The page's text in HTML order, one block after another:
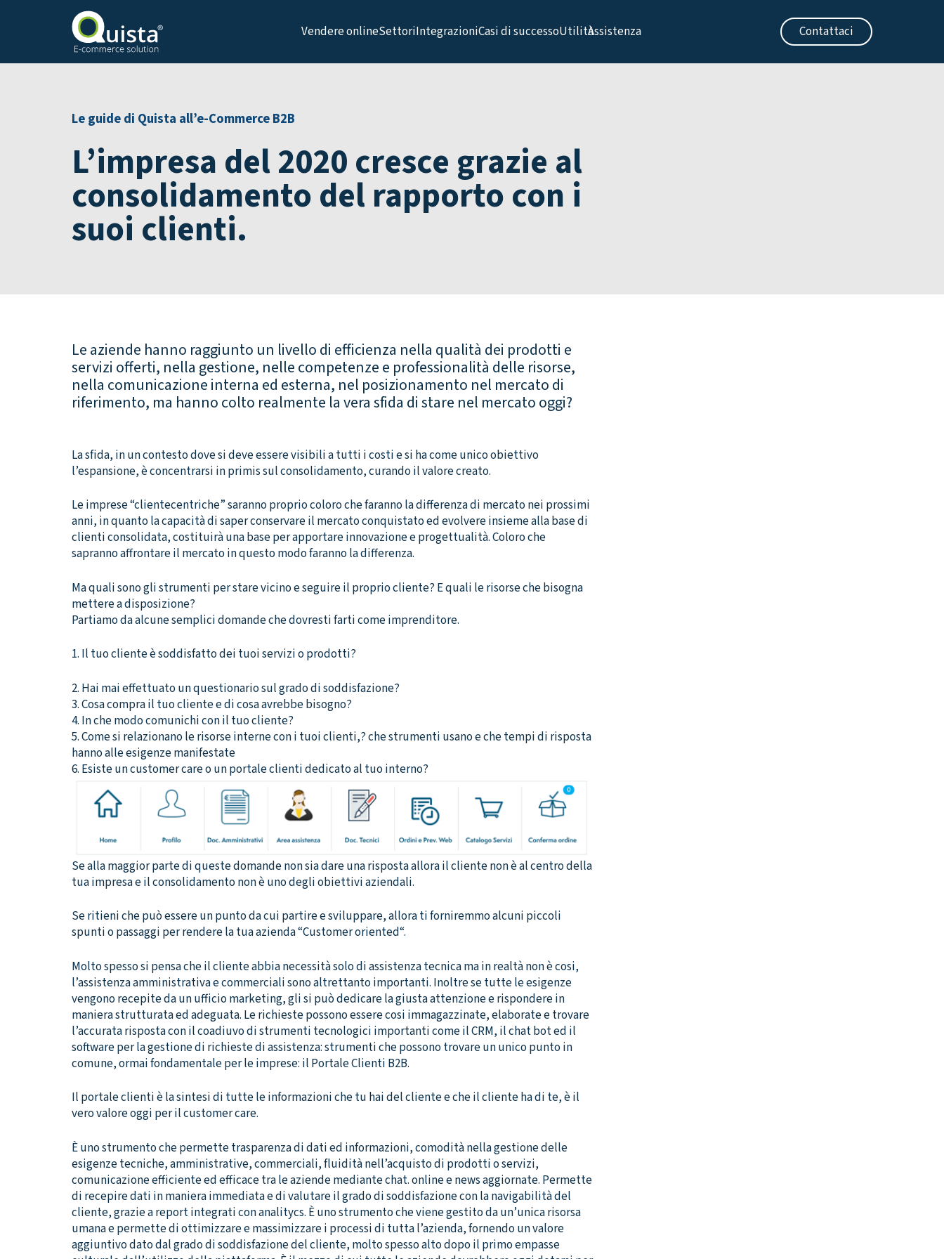
Vendere onlineSettoriIntegrazioniCasi di successoUtilitàAssistenza Contattaci
Le guide di Quista all’e-Commerce B2B
L’impresa del 2020 cresce grazie al
consolidamento del rapporto con i
suoi clienti.
Le aziende hanno raggiunto un livello di efficienza nella qualità dei prodotti e
servizi offerti, nella gestione, nelle competenze e professionalità delle risorse,
nella comunicazione interna ed esterna, nel posizionamento nel mercato di
riferimento, ma hanno colto realmente la vera sfida di stare nel mercato oggi?
La sfida, in un contesto dove si deve essere visibili a tutti i costi e si ha come unico obiettivo
l’espansione, è concentrarsi in primis sul consolidamento, curando il valore creato.
Le imprese “clientecentriche” saranno proprio coloro che faranno la differenza di mercato nei prossimi
anni, in quanto la capacità di saper conservare il mercato conquistato ed evolvere insieme alla base di
clienti consolidata, costituirà una base per apportare innovazione e progettualità. Coloro che
sapranno affrontare il mercato in questo modo faranno la differenza.
Ma quali sono gli strumenti per stare vicino e seguire il proprio cliente? E quali le risorse che bisogna
mettere a disposizione?
Partiamo da alcune semplici domande che dovresti farti come imprenditore.
1. Il tuo cliente è soddisfatto dei tuoi servizi o prodotti?
2. Hai mai effettuato un questionario sul grado di soddisfazione?
3. Cosa compra il tuo cliente e di cosa avrebbe bisogno?
4. In che modo comunichi con il tuo cliente?
5. Come si relazionano le risorse interne con i tuoi clienti,? che strumenti usano e che tempi di risposta
hanno alle esigenze manifestate
6. Esiste un customer care o un portale clienti dedicato al tuo interno?
Se alla maggior parte di queste domande non sia dare una risposta allora il cliente non è al centro della
tua impresa e il consolidamento non è uno degli obiettivi aziendali.
Se ritieni che può essere un punto da cui partire e sviluppare, allora ti forniremmo alcuni piccoli
spunti o passaggi per rendere la tua azienda “Customer oriented“.
Molto spesso si pensa che il cliente abbia necessità solo di assistenza tecnica ma in realtà non è cosi,
l’assistenza amministrativa e commerciali sono altrettanto importanti. Inoltre se tutte le esigenze
vengono recepite da un ufficio marketing, gli si può dedicare la giusta attenzione e rispondere in
maniera strutturata ed adeguata. Le richieste possono essere cosi immagazzinate, elaborate e trovare
l’accurata risposta con il coadiuvo di strumenti tecnologici importanti come il CRM, il chat bot ed il
software per la gestione di richieste di assistenza: strumenti che possono trovare un unico punto in
comune, ormai fondamentale per le imprese: il Portale Clienti B2B.
Il portale clienti è la sintesi di tutte le informazioni che tu hai del cliente e che il cliente ha di te, è il
vero valore oggi per il customer care.
È uno strumento che permette trasparenza di dati ed informazioni, comodità nella gestione delle
esigenze tecniche, amministrative, commerciali, fluidità nell’acquisto di prodotti o servizi,
comunicazione efficiente ed efficace tra le aziende mediante chat. online e news aggiornate. Permette
di recepire dati in maniera immediata e di valutare il grado di soddisfazione con la navigabilità del
cliente, grazie a report integrati con analitycs. È uno strumento che viene gestito da un’unica risorsa
umana e permette di ottimizzare e massimizzare i processi di tutta l’azienda, fornendo un valore
aggiuntivo dato dal grado di soddisfazione del cliente, molto spesso alto dopo il primo empasse